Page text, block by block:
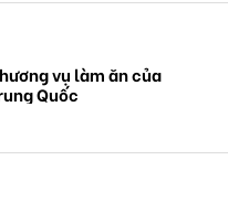
vụ làm ăn của
Quốc